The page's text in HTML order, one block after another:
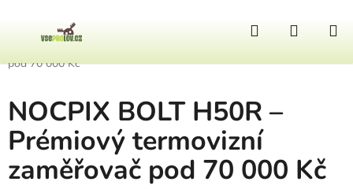
Hledat
Domů
pod 70 000 Kč
NOCPIX BOLT H50R –
Prémiový termovizní
zaměřovač pod 70 000 Kč